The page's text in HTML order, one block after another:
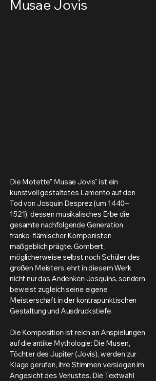
Musae Jovis
Die Motette" Musae Jovis" ist ein
kunstvoll gestaltetes Lamento auf den
Tod von Josquin Desprez (um 1440–
1521), dessen musikalisches Erbe die
gesamte nachfolgende Generation
franko-flämischer Komponisten
maßgeblich prägte. Gombert,
möglicherweise selbst noch Schüler des
großen Meisters, ehrt in diesem Werk
nicht nur das Andenken Josquins, sondern
beweist zugleich seine eigene
Meisterschaft in der kontrapunktischen
Gestaltung und Ausdruckstiefe.
Die Komposition ist reich an Anspielungen
auf die antike Mythologie: Die Musen,
Töchter des Jupiter (Jovis), werden zur
Klage gerufen, ihre Stimmen versiegen im
Angesicht des Verlustes. Die Textwahl